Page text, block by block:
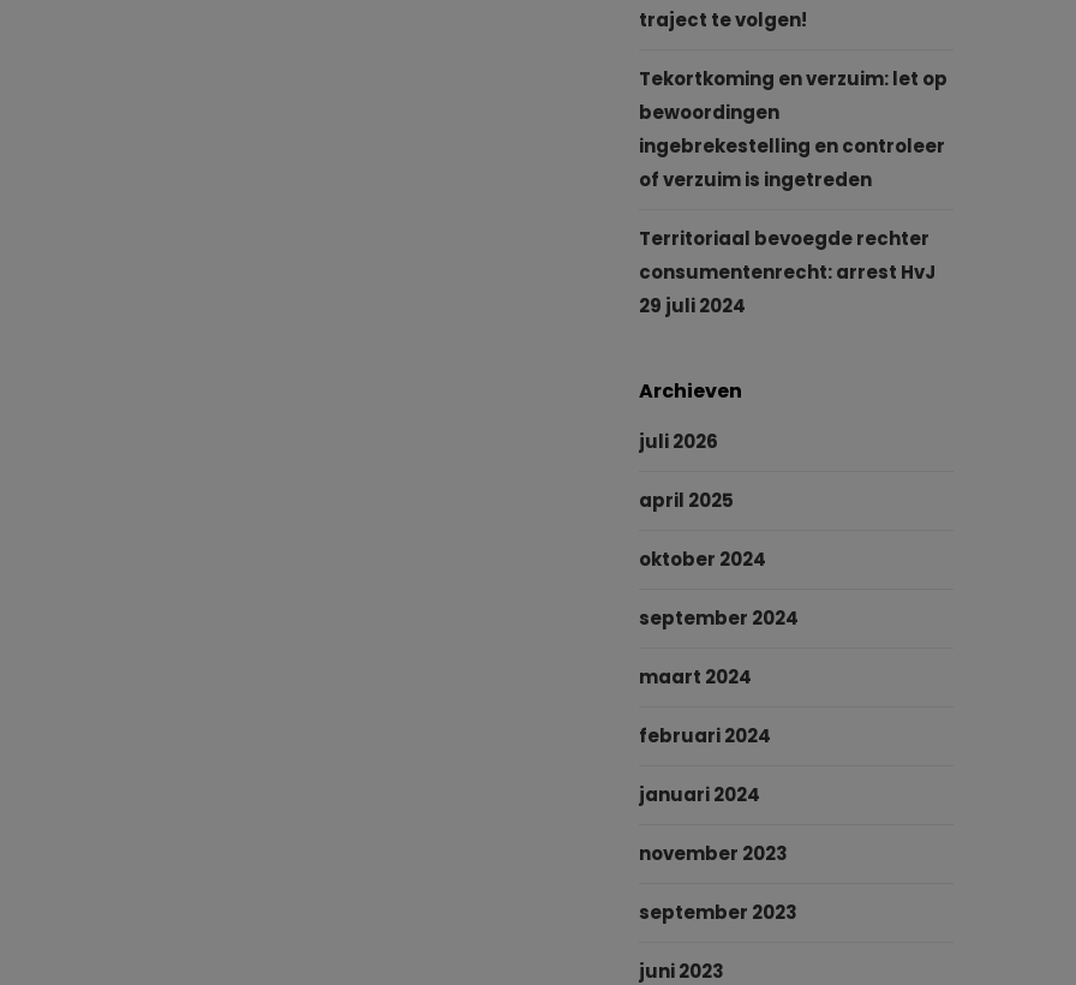
traject te volgen!
Tekortkoming en verzuim: let op
bewoordingen
ingebrekestelling en controleer
of verzuim is ingetreden
Territoriaal bevoegde rechter
consumentenrecht: arrest HvJ
29 juli 2024
Archieven
juli 2026
april 2025
oktober 2024
september 2024
maart 2024
februari 2024
januari 2024
november 2023
september 2023
juni 2023